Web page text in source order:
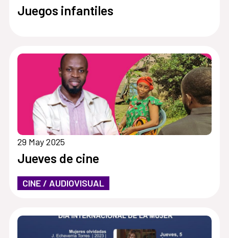
Juegos infantiles
29 May 2025
Jueves de cine
CINE / AUDIOVISUAL